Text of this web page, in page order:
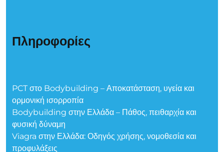
Πληροφορίες
PCT στο Bodybuilding – Αποκατάσταση, υγεία και
ορμονική ισορροπία
Bodybuilding στην Ελλάδα – Πάθος, πειθαρχία και
φυσική δύναμη
Viagra στην Ελλάδα: Οδηγός χρήσης, νομοθεσία και
προφυλάξεις